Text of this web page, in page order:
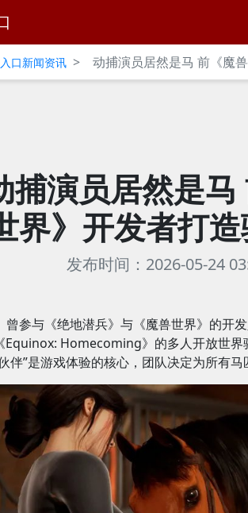
口新闻资讯 > 动捕演员居然是马 前《魔
捕演员居然是马
界》开发者打
发布时间：2026-05-24
曾参与《绝地潜兵》与《魔兽世界》的开
Equinox: Homecoming》的多人开放世界
伴”是游戏体验的核心，团队决定为所有马